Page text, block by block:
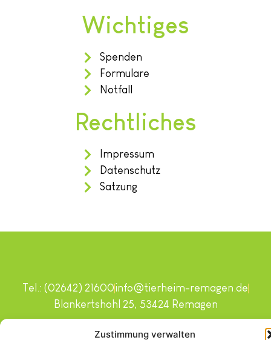
Zustimmung verwalten
Wichtiges
Spenden
Formulare
Notfall
Rechtliches
Impressum
Datenschutz
Satzung
Copyright © 2024. Alle Rechte vorbehalten.
Tel.: (02642) 21600info@tierheim-remagen.de
Blankertshohl 25, 53424 Remagen